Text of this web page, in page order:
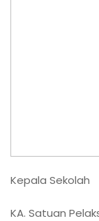
Kepala
KA. Satuan